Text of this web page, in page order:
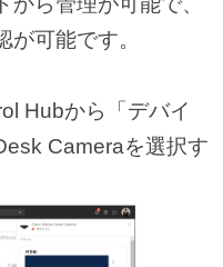
が可能です。
Hubから「デバイ
Cameraを選択す